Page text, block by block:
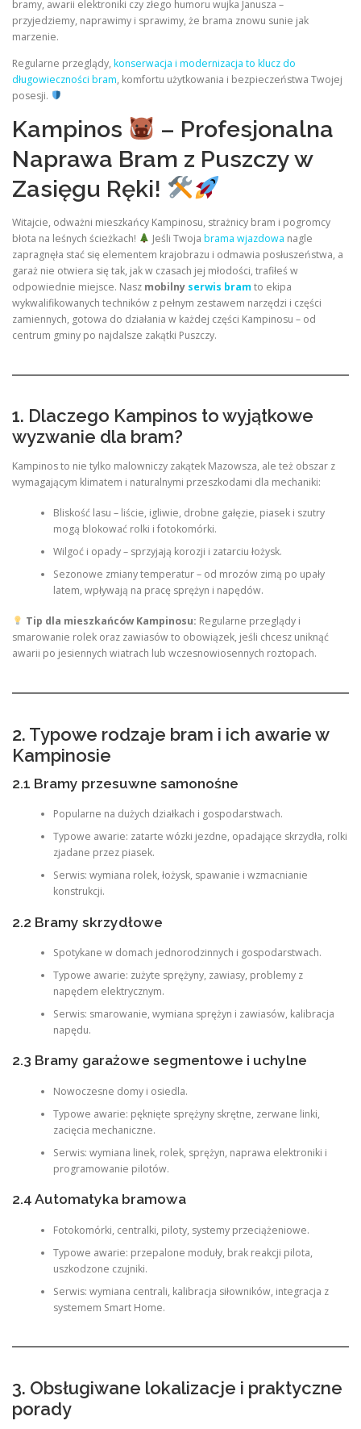
bramy, awarii elektroniki czy złego humoru wujka Janusza –
przyjedziemy, naprawimy i sprawimy, że brama znowu sunie jak
marzenie.
Regularne przeglądy, konserwacja i modernizacja to klucz do
długowieczności bram, komfortu użytkowania i bezpieczeństwa Twojej
posesji.
Kampinos
– Profesjonalna
Naprawa Bram z Puszczy w
Zasięgu Ręki!
Witajcie, odważni mieszkańcy Kampinosu, strażnicy bram i pogromcy
błota na leśnych ścieżkach!
Jeśli Twoja brama wjazdowa nagle
zapragnęła stać się elementem krajobrazu i odmawia posłuszeństwa, a
garaż nie otwiera się tak, jak w czasach jej młodości, trafiłeś w
odpowiednie miejsce. Nasz mobilny serwis bramto ekipa
wykwalifikowanych techników z pełnym zestawem narzędzi i części
zamiennych, gotowa do działania w każdej części Kampinosu – od
centrum gminy po najdalsze zakątki Puszczy.
1. Dlaczego Kampinos to wyjątkowe
wyzwanie dla bram?
Kampinos to nie tylko malowniczy zakątek Mazowsza, ale też obszar z
wymagającym klimatem i naturalnymi przeszkodami dla mechaniki:
Bliskość lasu – liście, igliwie, drobne gałęzie, piasek i szutry
mogą blokować rolki i fotokomórki.
Wilgoć i opady – sprzyjają korozji i zatarciu łożysk.
Sezonowe zmiany temperatur – od mrozów zimą po upały
latem, wpływają na pracę sprężyn i napędów.
Tip dla mieszkańców Kampinosu: Regularne przeglądy i
smarowanie rolek oraz zawiasów to obowiązek, jeśli chcesz uniknąć
awarii po jesiennych wiatrach lub wczesnowiosennych roztopach.
2. Typowe rodzaje bram i ich awarie w
Kampinosie
2.1 Bramy przesuwne samonośne
Popularne na dużych działkach i gospodarstwach.
Typowe awarie: zatarte wózki jezdne, opadające skrzydła, rolki
zjadane przez piasek.
Serwis: wymiana rolek, łożysk, spawanie i wzmacnianie
konstrukcji.
2.2 Bramy skrzydłowe
Spotykane w domach jednorodzinnych i gospodarstwach.
Typowe awarie: zużyte sprężyny, zawiasy, problemy z
napędem elektrycznym.
Serwis: smarowanie, wymiana sprężyn i zawiasów, kalibracja
napędu.
2.3 Bramy garażowe segmentowe i uchylne
Nowoczesne domy i osiedla.
Typowe awarie: pęknięte sprężyny skrętne, zerwane linki,
zacięcia mechaniczne.
Serwis: wymiana linek, rolek, sprężyn, naprawa elektroniki i
programowanie pilotów.
2.4 Automatyka bramowa
Fotokomórki, centralki, piloty, systemy przeciążeniowe.
Typowe awarie: przepalone moduły, brak reakcji pilota,
uszkodzone czujniki.
Serwis: wymiana centrali, kalibracja siłowników, integracja z
systemem Smart Home.
3. Obsługiwane lokalizacje i praktyczne
porady